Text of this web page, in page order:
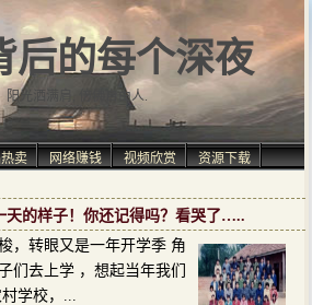
后的每个深夜
阳光洒满肩, 仿佛自由人.
卖 网络赚钱 视频欣赏
资源下载
天的样子！你还记得吗？看哭了…..
转眼又是一年开学季 角
们去上学 ，想起当年我们
学校，...